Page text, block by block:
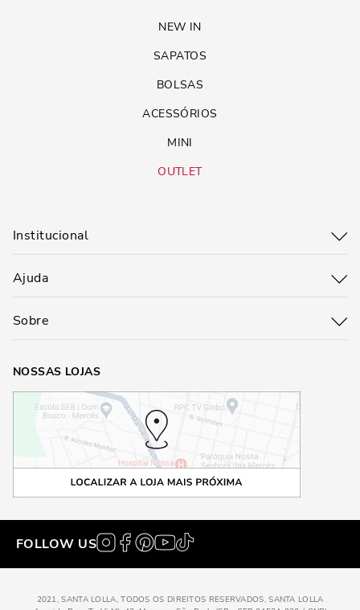
NEW IN
SAPATOS
BOLSAS
ACESSÓRIOS
MINI
OUTLET
Institucional
Ajuda
Sobre
NOSSAS LOJAS
FOLLOW US
2021, SANTA LOLLA, TODOS OS DIREITOS RESERVADOS, SANTA LOLLA